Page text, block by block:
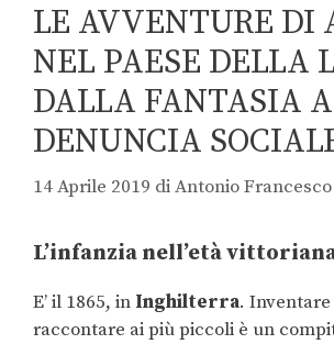
LE AVVENTURE DI
NEL PAESE DELLA
DALLA FANTASIA
DENUNCIA
14 Aprile 2019 diAntonio
L’infanzia nell’età
E’ il 1865, in Inghilterra.
raccontare ai più piccoli è un